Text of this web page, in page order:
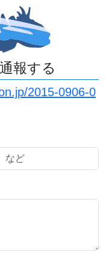
報する
2015-0906-0